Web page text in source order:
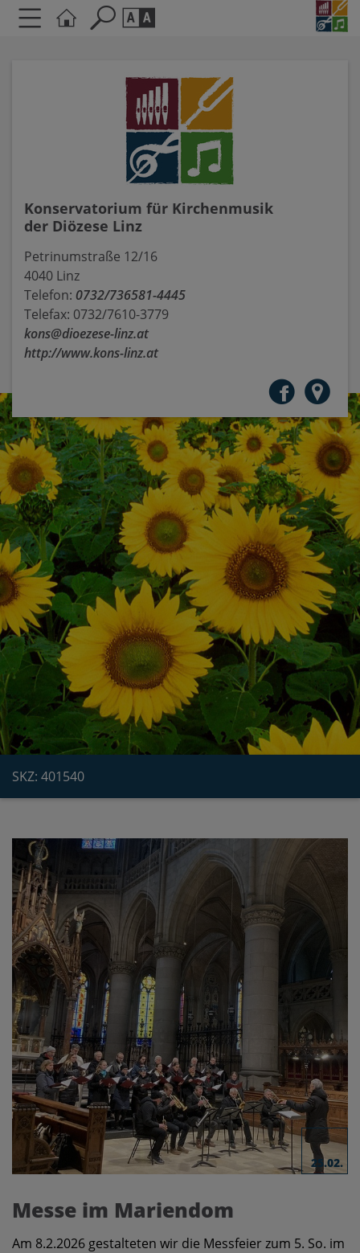
A
Kontrasteinstellungen
A A A A A
Konservatorium für Kirchenmusik
der Diözese Linz
Petrinumstraße 12/16
4040 Linz
Telefon: 0732/736581-4445
Telefax: 0732/7610-3779
kons@dioezese-linz.at
http://www.kons-linz.at
SKZ: 401540
25.02.
Messe im Mariendom
Am 8.2.2026 gestalteten wir die Messfeier zum 5. So. im